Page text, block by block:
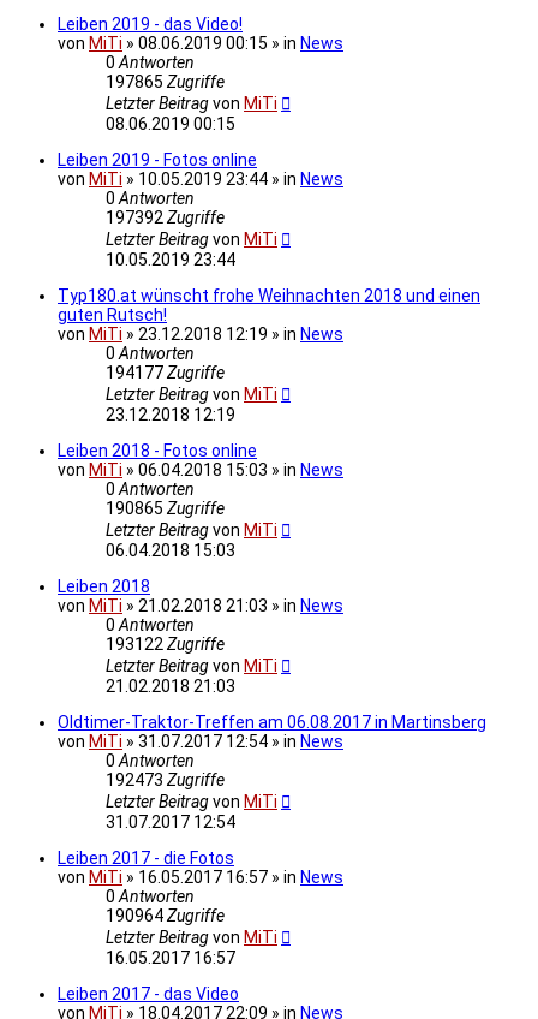
Leiben 2019 - das Video!
von MiTi » 08.06.2019 00:15 » in News
0Antworten
197865 Zugriffe
Letzter Beitragvon MiTi
08.06.2019 00:15
Leiben 2019 - Fotos online
von MiTi » 10.05.2019 23:44 » in News
0Antworten
197392Zugriffe
Letzter Beitragvon MiTi
10.05.2019 23:44
Typ180.at wünscht frohe Weihnachten 2018 und einen
guten Rutsch!
von MiTi » 23.12.2018 12:19 » in News
0Antworten
194177Zugriffe
Letzter Beitragvon MiTi
23.12.2018 12:19
Leiben 2018 - Fotos online
von MiTi » 06.04.2018 15:03 » in News
0Antworten
190865 Zugriffe
Letzter Beitragvon MiTi
06.04.2018 15:03
Leiben 2018
von MiTi » 21.02.2018 21:03 » in News
0Antworten
193122Zugriffe
Letzter Beitragvon MiTi
21.02.2018 21:03
Oldtimer-Traktor-Treffen am 06.08.2017 in Martinsberg
von MiTi » 31.07.2017 12:54 » in News
0Antworten
192473 Zugriffe
Letzter Beitragvon MiTi
31.07.2017 12:54
Leiben 2017 - die Fotos
von MiTi » 16.05.2017 16:57 » in News
0Antworten
190964Zugriffe
Letzter Beitragvon MiTi
16.05.2017 16:57
Leiben 2017 - das Video
von MiTi » 18.04.2017 22:09 » in News